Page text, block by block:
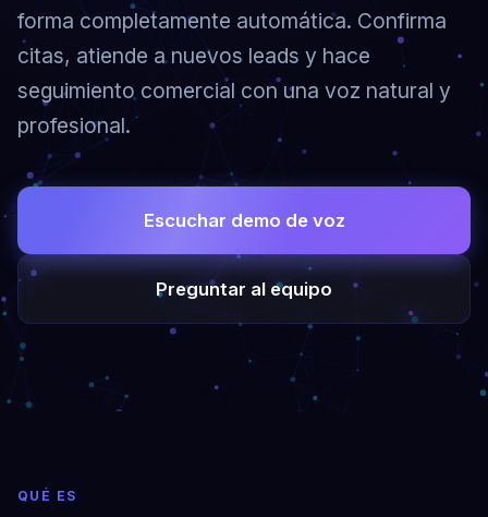
forma completamente automática. Confirma
citas, atiende a nuevos leads y hace
seguimiento comercial con una voz natural y
profesional.
Escuchar demo de voz
Preguntar al equipo
QUÉ ES